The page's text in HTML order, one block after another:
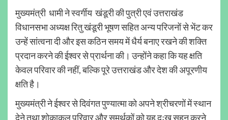
मुख्यमंत्री धामी ने स्वर्गीय खंडूरी की पुत्री एवं उत्तराखंड
विधानसभा अध्यक्ष रितु खंडूरी भूषण सहित अन्य परिजनों से भेंट कर
उन्हें सांत्वना दी और इस कठिन समय में धैर्य बनाए रखने की शक्ति
प्रदान करने की ईश्वर से प्रार्थना की। उन्होंने कहा कि यह क्षति
केवल परिवार की नहीं, बल्कि पूरे उत्तराखंड और देश की अपूरणीय
क्षति है।
मुख्यमंत्री ने ईश्वर से दिवंगत पुण्यात्मा को अपने श्रीचरणों में स्थान
देने तथा शोकाकुल परिवार और समर्थकों को यह दुःख सहन करने